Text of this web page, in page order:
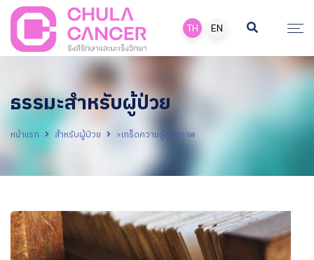
TH EN
ธรรมะสำหรับผู้ป่วย
หน้าแรก สำหรับผู้ป่วย >เกร็ดความรู้คู่สุขภาพ